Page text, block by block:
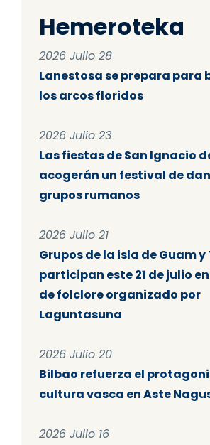
Hemeroteka
2026 Julio 28
Lanestosa se prepara para
los arcos floridos
2026 Julio 23
Las fiestas de San Ignacio
acogerán un festival de
grupos rumanos
2026 Julio 21
Grupos de la isla de Guam
participan este 21 de julio
de folclore organizado por
Laguntasuna
2026 Julio 20
Bilbao refuerza el
cultura vasca en Aste
2026 Julio 16